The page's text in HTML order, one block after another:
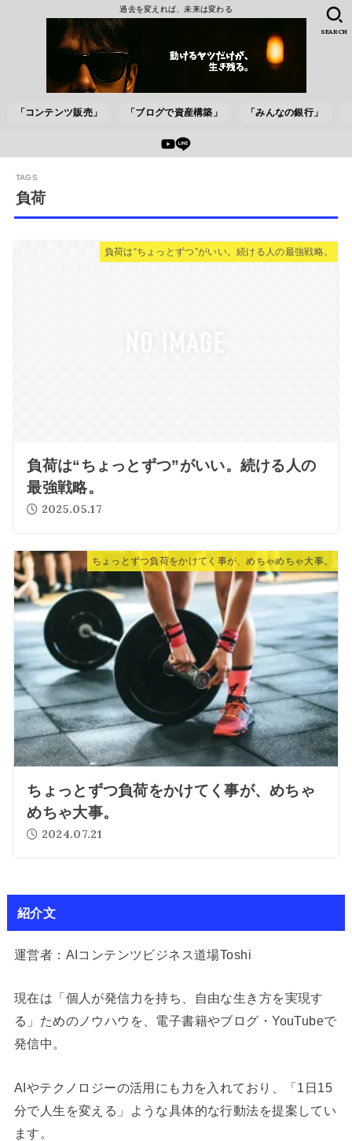
過去を変えれば、未来は変わる
「コンテンツ販売」 「ブログで資産構築」 「みんなの銀行」
SEARCH
負荷
負荷は“ちょっとずつ”がいい。続ける人の最強戦略。
負荷は“ちょっとずつ”がいい。続ける人の
最強戦略。
2025.05.17
ちょっとずつ負荷をかけてく事が、めちゃめちゃ大事。
ちょっとずつ負荷をかけてく事が、めちゃ
めちゃ大事。
2024.07.21
紹介文
運営者：AIコンテンツビジネス道場Toshi
現在は「個人が発信力を持ち、自由な生き方を実現す
る」ためのノウハウを、電子書籍やブログ・YouTubeで
発信中。
AIやテクノロジーの活用にも力を入れており、「1日15
分で人生を変える」ような具体的な行動法を提案してい
ます。